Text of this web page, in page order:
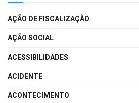
AÇÃO DE FISCALIZAÇÃO
AÇÃO SOCIAL
ACESSIBILIDADES
ACIDENTE
ACONTECIMENTO